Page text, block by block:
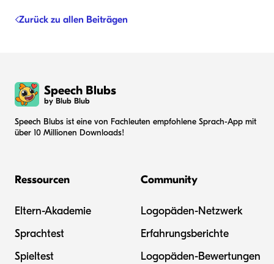
Zurück zu allen Beiträgen
Speech Blubs
by Blub Blub
Speech Blubs ist eine von Fachleuten empfohlene Sprach-App mit
über 10 Millionen Downloads!
Ressourcen
Eltern-Akademie
Sprachtest
Spieltest
Community
Logopäden-Netzwerk
Erfahrungsberichte
Logopäden-Bewertungen